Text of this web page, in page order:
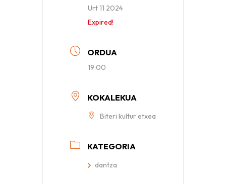
Urt 11 2024
Expired!
ORDUA
19:00
KOKALEKUA
Biteri kultur etxea
KATEGORIA
dantza